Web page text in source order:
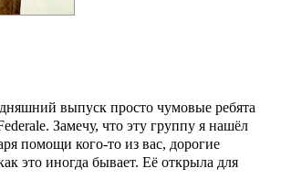
выпуск просто чумовые ребята
Замечу, что эту группу я нашёл
помощи кого-то из вас, дорогие
это иногда бывает. Её открыла для